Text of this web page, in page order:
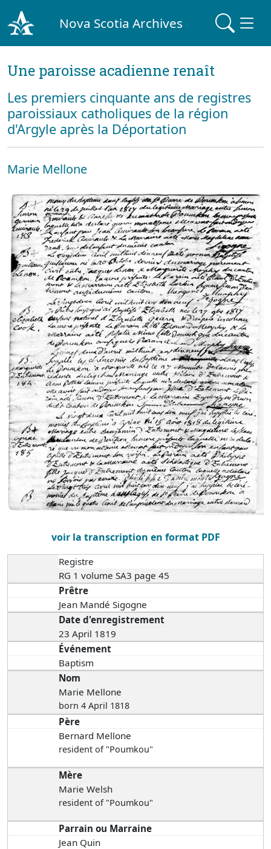
Nova Scotia Archives
Une paroisse acadienne renaît
Les premiers cinquante ans de registres
paroissiaux catholiques de la région
d'Argyle après la Déportation
Marie Mellone
voir la transcription en format PDF
Registre
RG 1 volume SA3 page 45
Prêtre
Jean Mandé Sigogne
Date d'enregistrement
23 April 1819
Événement
Baptism
Nom
Marie Mellone
born 4 April 1818
Père
Bernard Mellone
resident of "Poumkou"
Mère
Marie Welsh
resident of "Poumkou"
Parrain ou Marraine
Jean Quin